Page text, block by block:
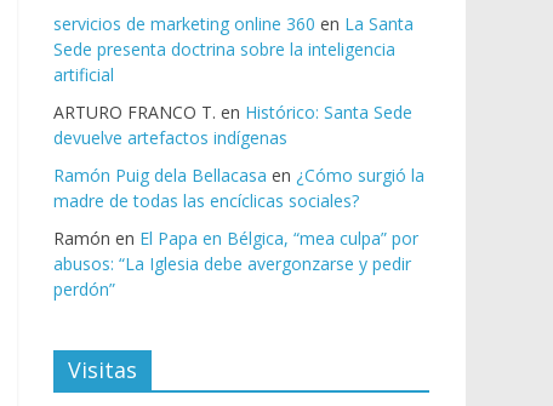
servicios de marketing online 360 en La Santa
Sede presenta doctrina sobre la inteligencia
artificial
ARTURO FRANCO T. en Histórico: Santa Sede
devuelve artefactos indígenas
Ramón Puig dela Bellacasa en ¿Cómo surgió la
madre de todas las encíclicas sociales?
Ramón en El Papa en Bélgica, “mea culpa” por
abusos: “La Iglesia debe avergonzarse y pedir
perdón”
Visitas